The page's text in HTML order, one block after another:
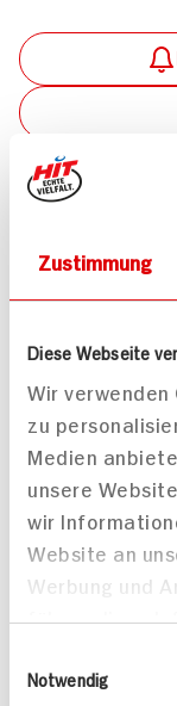
Zustimmung
Diese Webseite
Wir verwenden
zu
Medien
unsere
wir
Website an
Werbung und
führen diese
bereitgestellt
Notwendig
Passende
Pappardelle